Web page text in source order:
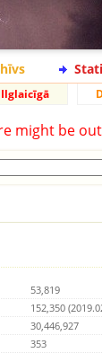
Ilglaicīgā
might be
53,819
152,350
30,446,927
353